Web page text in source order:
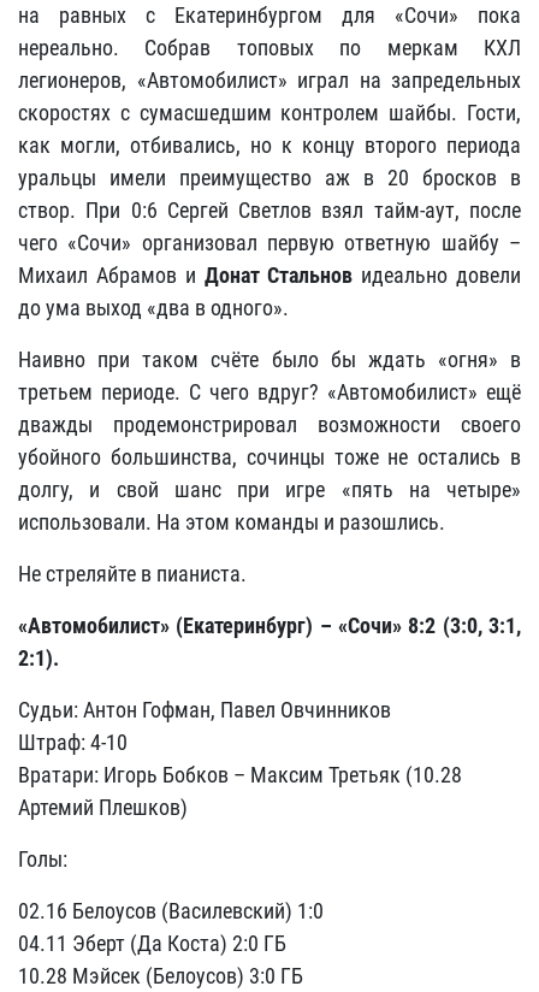
на равных с Екатеринбургом для «Сочи» пока
нереально. Собрав топовых по меркам КХЛ
легионеров, «Автомобилист» играл на запредельных
скоростях с сумасшедшим контролем шайбы. Гости,
как могли, отбивались, но к концу второго периода
уральцы имели преимущество аж в 20 бросков в
створ. При 0:6 Сергей Светлов взял тайм-аут, после
чего «Сочи» организовал первую ответную шайбу –
Михаил Абрамов и Донат Стальнов идеально довели
до ума выход «два в одного».
Наивно при таком счёте было бы ждать «огня» в
третьем периоде. С чего вдруг? «Автомобилист» ещё
дважды продемонстрировал возможности своего
убойного большинства, сочинцы тоже не остались в
долгу, и свой шанс при игре «пять на четыре»
использовали. На этом команды и разошлись.
Не стреляйте в пианиста.
«Автомобилист» (Екатеринбург) – «Сочи» 8:2 (3:0, 3:1,
2:1).
Судьи: Антон Гофман, Павел Овчинников
Штраф: 4-10
Вратари: Игорь Бобков – Максим Третьяк (10.28
Артемий Плешков)
Голы:
02.16 Белоусов (Василевский) 1:0
04.11 Эберт (Да Коста) 2:0 ГБ
10.28 Мэйсек (Белоусов) 3:0 ГБ